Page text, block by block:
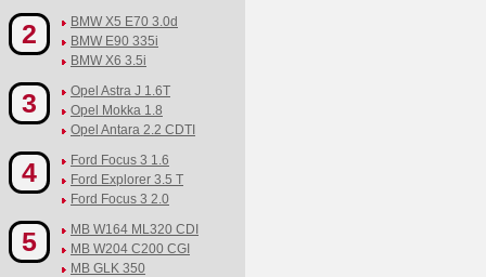
2
BMW X5 E70 3.0d
BMW E90 335i
BMW X6 3.5i
3
Opel Astra J 1.6T
Opel Mokka 1.8
Opel Antara 2.2 CDTI
4
Ford Focus 3 1.6
Ford Explorer 3.5 T
Ford Focus 3 2.0
5
MB W164 ML320 CDI
MB W204 C200 CGI
MB GLK 350